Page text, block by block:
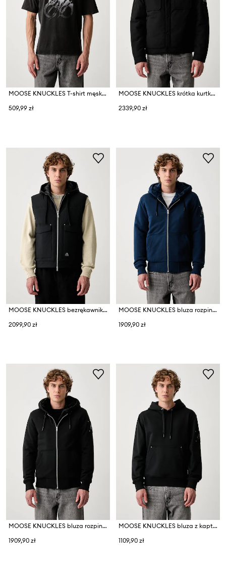
MOOSE KNUCKLES T-shirt męski bawełniany
509,99 zł
MOOSE KNUCKLES krótka kurtka męska
2339,90 zł
MOOSE KNUCKLES bezrękawnik puchowy męski
2099,90 zł
MOOSE KNUCKLES bluza rozpinana z kapturem z bawełną
1909,90 zł
MOOSE KNUCKLES bluza rozpinana z kapturem z bawełną
1909,90 zł
MOOSE KNUCKLES bluza z kapturem męska bawełniana
1109,90 zł